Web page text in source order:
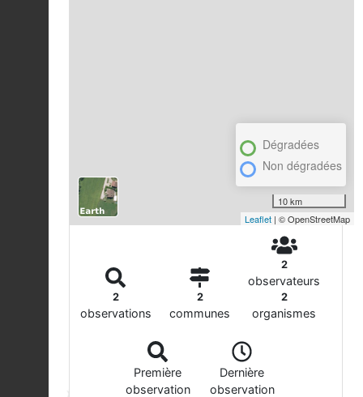
Dégradées
Non dégradées
10 km
Leaflet | © OpenStreetMap
2
observations
2
communes
2
observateurs
2
organismes
Première
observation
Dernière
observation